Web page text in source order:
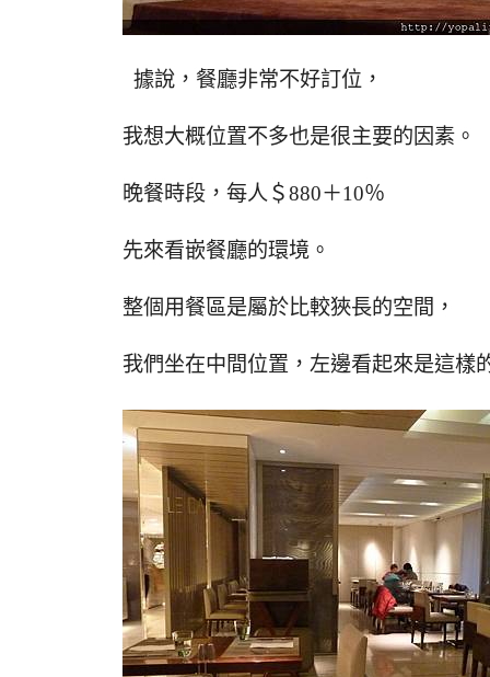
據說，餐廳非常不好訂位，
我想大概位置不多也是很主要的因素。
晚餐時段，每人＄880＋10％
先來看嵌餐廳的環境。
整個用餐區是屬於比較狹長的空間，
我們坐在中間位置，左邊看起來是這樣